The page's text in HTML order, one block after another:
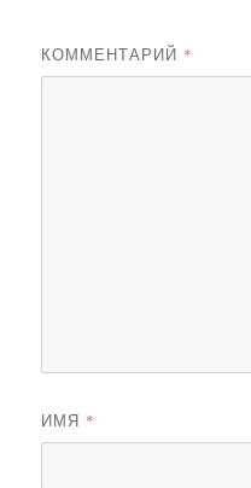
КОММЕНТАРИЙ *
ИМЯ *